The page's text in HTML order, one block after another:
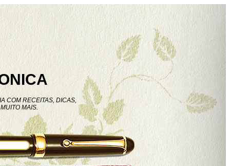
COM RECEITAS, DICAS,
MAIS.